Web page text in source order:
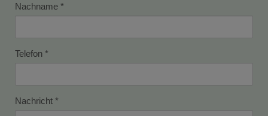
Nachname
Telefon
Nachricht